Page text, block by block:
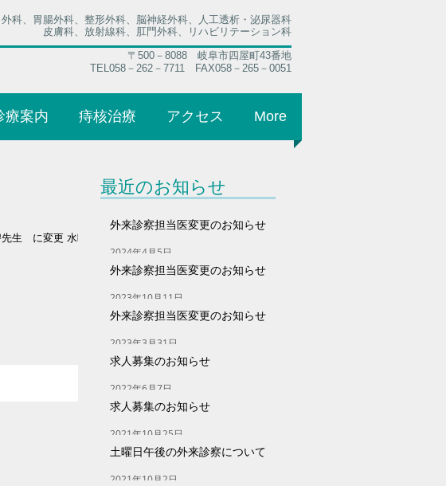
外科、胃腸外科、整形外科、脳神経外科、人工透析・泌尿器科
皮膚科、放射線科、肛門外科、リハビリテーション科
〒500－8088 岐阜市四屋町43番地
TEL058－262－7711 FAX058－265－0051
療案内 痔核治療 アクセス More
生 に変更 水曜
最近のお知らせ
外来診察担当医変更のお知らせ
2024年4月5日
外来診察担当医変更のお知らせ
2023年10月11日
外来診察担当医変更のお知らせ
2023年3月31日
求人募集のお知らせ
2022年6月7日
求人募集のお知らせ
2021年10月25日
土曜日午後の外来診察について
2021年10月2日